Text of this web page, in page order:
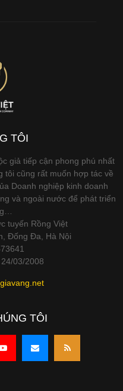
TÔI
giả tiếp cận phong phú nhất
tôi cũng rất muốn hợp tác về
Doanh nghiệp kinh doanh
và ngoài nước để phát triển
tuyến Rồng Việt
Đống Đa, Hà Nội
03/2008
TÔI